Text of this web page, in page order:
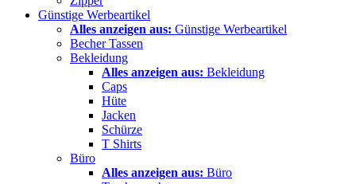
Günstige Werbeartikel
Alles anzeigen aus: Günstige Werbeartikel
Becher Tassen
Bekleidung
Alles anzeigen aus: Bekleidung
Caps
Hüte
Jacken
Schürze
T Shirts
Büro
Alles anzeigen aus: Büro